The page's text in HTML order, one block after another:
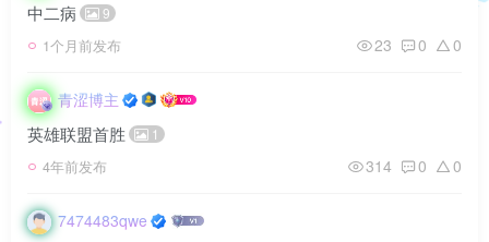
中二病 9
1个月前发布 23 0 0
青涩博主
英雄联盟首胜 1
4年前发布 314 0 0
7474483qwe